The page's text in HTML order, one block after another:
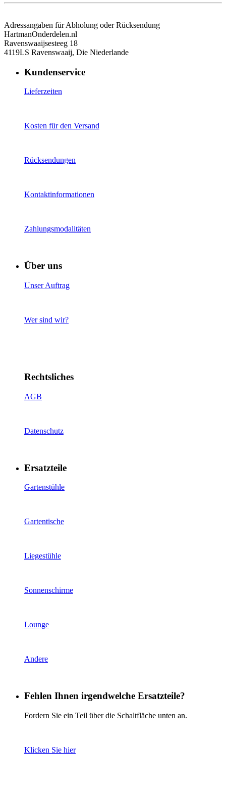
Adressangaben für Abholung oder Rücksendung
HartmanOnderdelen.nl
Ravenswaaijsesteeg 18
4119LS Ravenswaaij, Die Niederlande
Kundenservice
Lieferzeiten
Kosten für den Versand
Rücksendungen
Kontaktinformationen
Zahlungsmodalitäten
Über uns
Unser Auftrag
Wer sind wir?
Rechtsliches
AGB
Datenschutz
Ersatzteile
Gartenstühle
Gartentische
Liegestühle
Sonnenschirme
Lounge
Andere
Fehlen Ihnen irgendwelche Ersatzteile?
Fordern Sie ein Teil über die Schaltfläche unten an.
Klicken Sie hier